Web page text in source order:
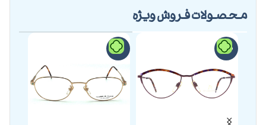
محصولات فروش ویژه
-39%
-22%